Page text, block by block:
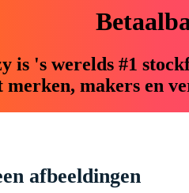
is 's werelds #1
merken, makers en
afbeeldingen